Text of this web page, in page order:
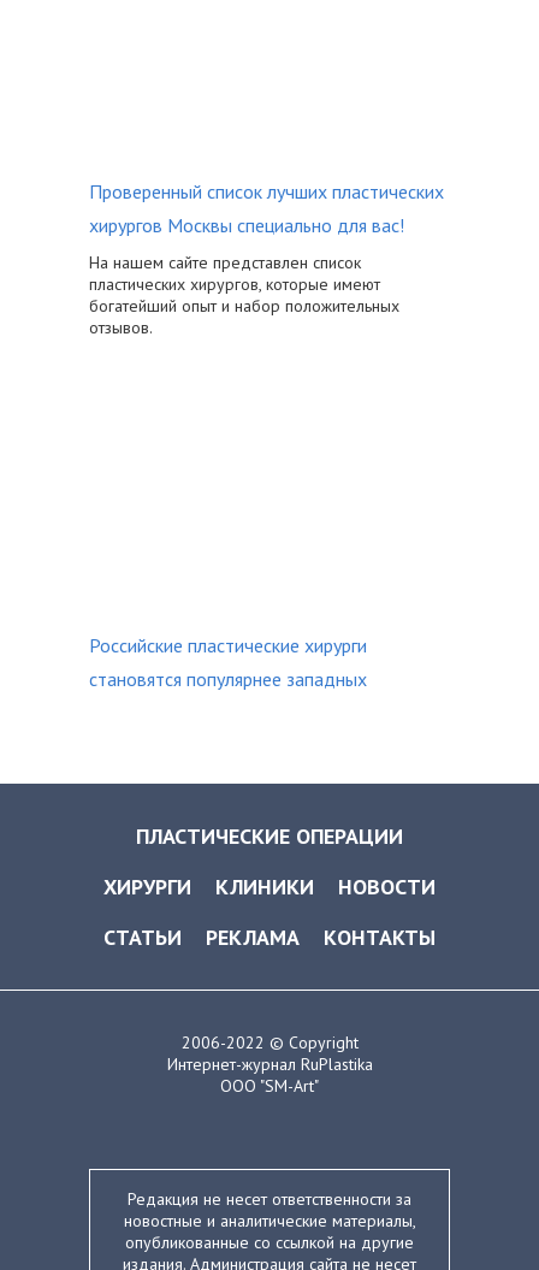
Проверенный список лучших пластических
хирургов Москвы специально для вас!
На нашем сайте представлен список
пластических хирургов, которые имеют
богатейший опыт и набор положительных
отзывов.
Российские пластические хирурги
становятся популярнее западных
ПЛАСТИЧЕСКИЕ ОПЕРАЦИИ
ХИРУРГИ
КЛИНИКИ
НОВОСТИ
СТАТЬИ
РЕКЛАМА КОНТАКТЫ
2006-2022 © Copyright
Интернет-журнал RuPlastika
ООО "SM-Art"
Редакция не несет ответственности за
новостные и аналитические материалы,
опубликованные со ссылкой на другие
издания. Администрация сайта не несет